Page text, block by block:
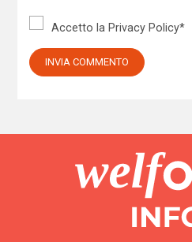
Accetto la Privacy Policy*